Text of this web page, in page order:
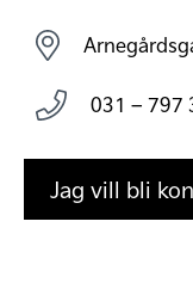
031 – 797
Jag vill bli